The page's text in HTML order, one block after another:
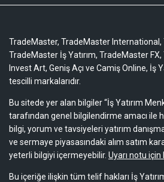
TradeMaster, TradeMaster
TradeMaster İş Yatırım, TradeMaster
Invest Art, Geniş Açı ve Camiş Online, İş
tescilli markalarıdır.
Bu sitede yer alan bilgiler “İş Yatırım
tarafından genel bilgilendirme amacı ile
bilgi, yorum ve tavsiyeleri yatırım
ve sermaye piyasasındaki alım satım
yeterli bilgiyi içermeyebilir. Uyarı notu için
Bu içeriğe ilişkin tüm telif hakları İş